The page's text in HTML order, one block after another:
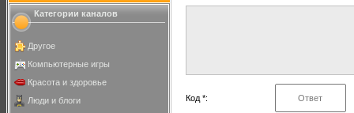
Категории каналов
Другое
Компьютерные игры
Красота и здоровье
Люди и блоги
Код *: